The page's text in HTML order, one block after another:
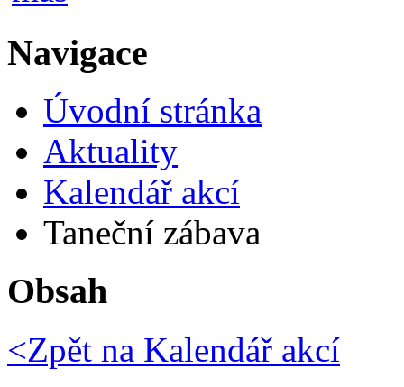
Navigace
Úvodní stránka
Aktuality
Kalendář akcí
Taneční zábava
Obsah
<Zpět na Kalendář akcí